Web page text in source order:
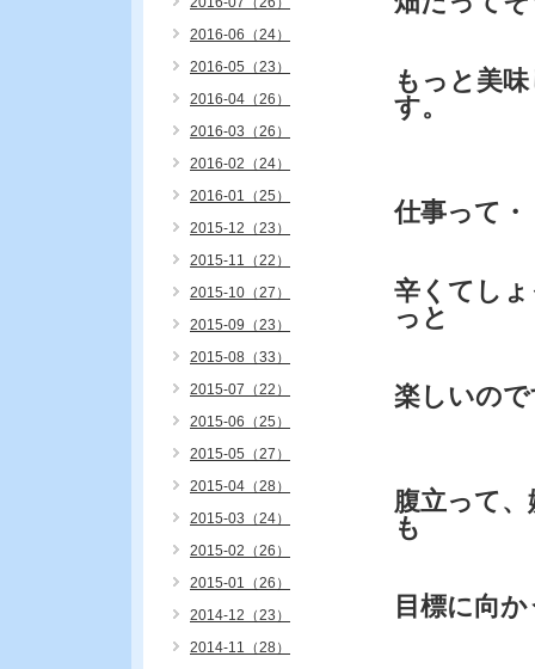
もっと美
す。
仕事って・
辛くてし
っと
楽しいの
腹立って
も
目標に向
2016-06（24）
2016-05（23）
2016-04（26）
2016-03（26）
2016-02（24）
2016-01（25）
2015-12（23）
2015-11（22）
2015-10（27）
2015-09（23）
2015-08（33）
2015-07（22）
2015-06（25）
2015-05（27）
2015-04（28）
2015-03（24）
2015-02（26）
2015-01（26）
2014-12（23）
2014-11（28）